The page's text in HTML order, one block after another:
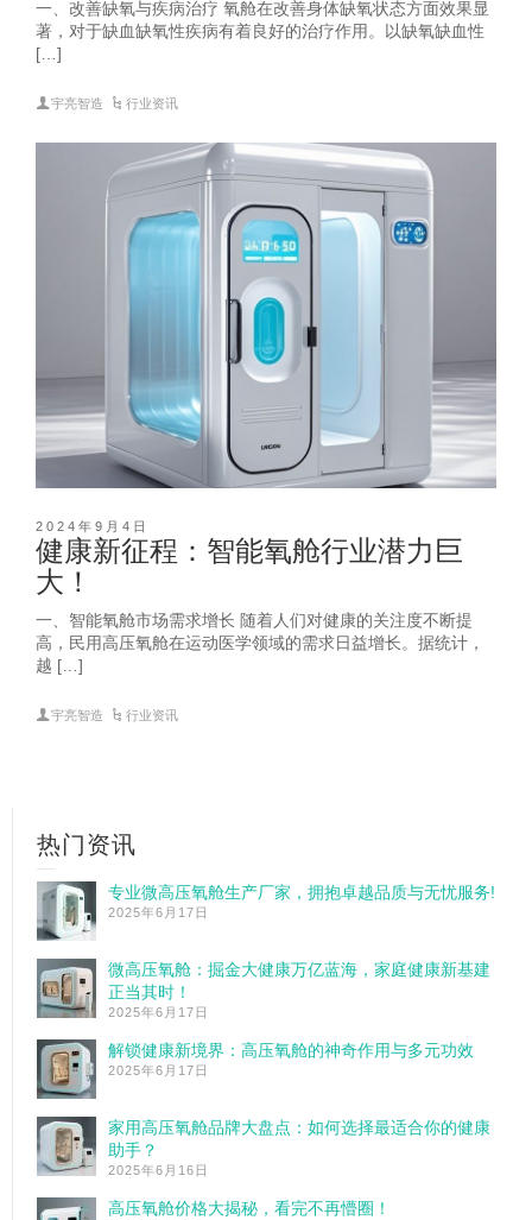
一、改善缺氧与疾病治疗 氧舱在改善身体缺氧状态方面效果显
著，对于缺血缺氧性疾病有着良好的治疗作用。以缺氧缺血性
[…]
宇亮智造 行业资讯
2024年9月4日
健康新征程：智能氧舱行业潜力巨
大！
一、智能氧舱市场需求增长 随着人们对健康的关注度不断提
高，民用高压氧舱在运动医学领域的需求日益增长。据统计，
越 […]
宇亮智造 行业资讯
热门资讯
专业微高压氧舱生产厂家，拥抱卓越品质与无忧服务!
2025年6月17日
微高压氧舱：掘金大健康万亿蓝海，家庭健康新基建
正当其时！
2025年6月17日
解锁健康新境界：高压氧舱的神奇作用与多元功效
2025年6月17日
家用高压氧舱品牌大盘点：如何选择最适合你的健康
助手？
2025年6月16日
高压氧舱价格大揭秘，看完不再懵圈！